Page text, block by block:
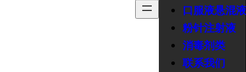
口服液悬混液
粉针注射液
消毒剂类
联系我们